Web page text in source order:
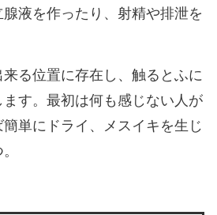
液を作ったり、射精や排泄を
る位置に存在し、触るとふに
す。最初は何も感じない人が
単にドライ、メスイキを生じ